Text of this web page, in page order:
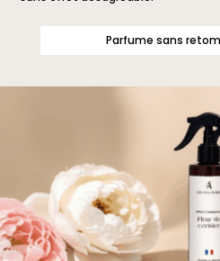
Parfume sans